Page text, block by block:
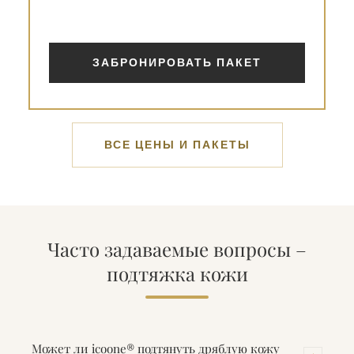
ЗАБРОНИРОВАТЬ ПАКЕТ
ВСЕ ЦЕНЫ И ПАКЕТЫ
Часто задаваемые вопросы –
подтяжка кожи
Может ли icoone® подтянуть дряблую кожу